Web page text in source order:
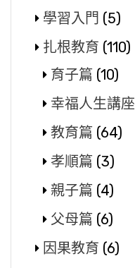
學習入門 (5)
扎根教育 (110)
育子篇 (10)
幸福人生講座
教育篇 (64)
孝順篇 (3)
親子篇 (4)
父母篇 (6)
因果教育 (6)